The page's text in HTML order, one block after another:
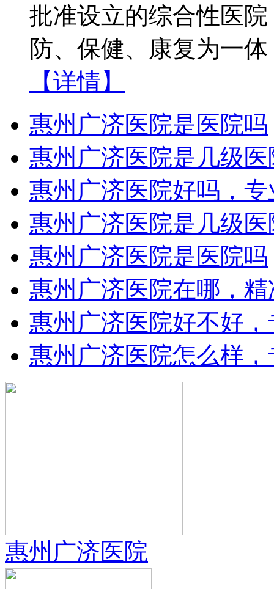
批准设立的综合性医
防、保健、康复为一
【详情】
惠州广济医院是医院吗
惠州广济医院是几级医
惠州广济医院好吗，专
惠州广济医院是几级医
惠州广济医院是医院吗
惠州广济医院在哪，精
惠州广济医院好不好，
惠州广济医院怎么样，
惠州广济医院